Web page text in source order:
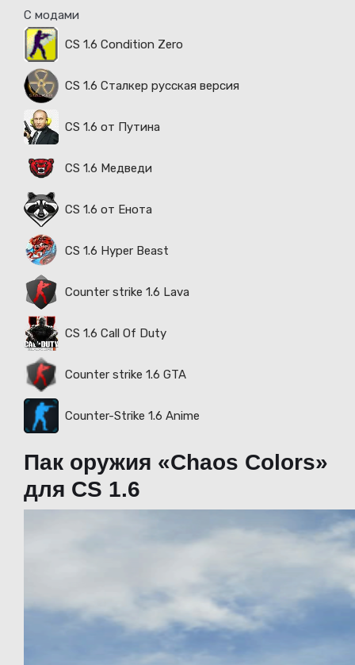
С модами
CS 1.6 Condition Zero
CS 1.6 Сталкер русская версия
CS 1.6 от Путина
CS 1.6 Медведи
CS 1.6 от Енота
CS 1.6 Hyper Beast
Counter strike 1.6 Lava
CS 1.6 Call Of Duty
Counter strike 1.6 GTA
Counter-Strike 1.6 Anime
Пак оружия «Chaos Colors»
для CS 1.6